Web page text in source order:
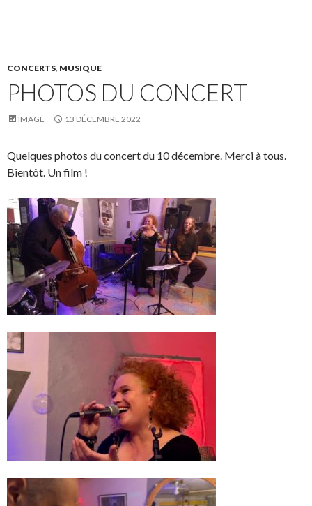
CONCERTS, MUSIQUE
PHOTOS DU CONCERT
IMAGE 13 DÉCEMBRE 2022
Quelques photos du concert du 10 décembre. Merci à tous.
Bientôt. Un film !